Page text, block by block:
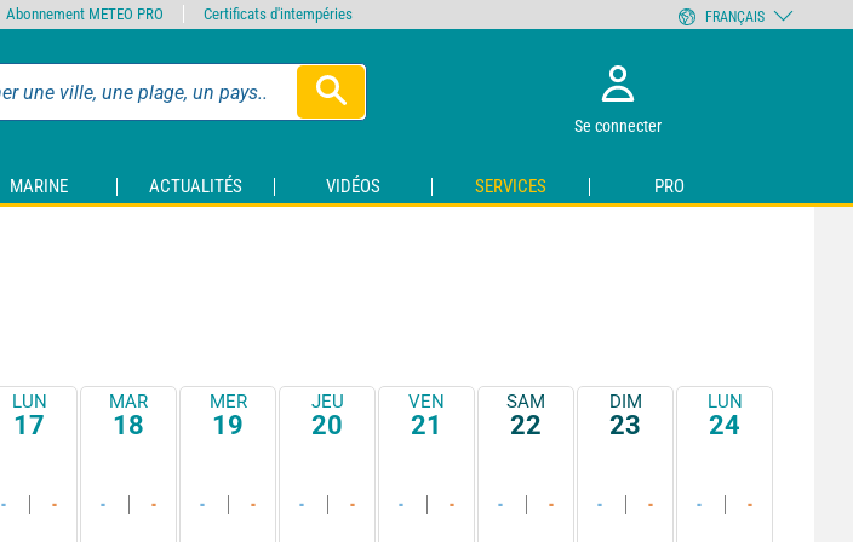
Se connecter
MARINE ACTUALITÉS VIDÉOS SERVICES PRO
LUN
17
- -
MAR
18
- -
MER
19
- -
JEU
20
- -
VEN
21
- -
SAM
22
- -
DIM
23
- -
LUN
24
- -
Abonnement METEO PRO Certificats d'intempéries FRANÇAIS